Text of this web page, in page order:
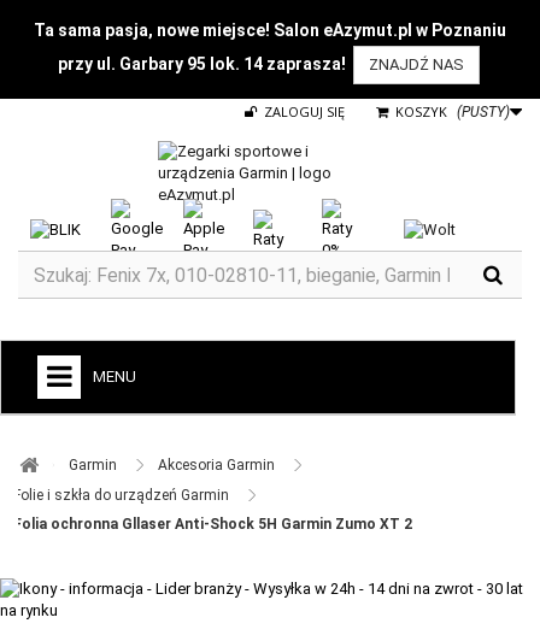
Ta sama pasja, nowe miejsce! Salon eAzymut.pl w Poznaniu
przy ul. Garbary 95 lok. 14 zaprasza!
ZNAJDŹ NAS
KOSZYK (PUSTY)
ZALOGUJ SIĘ
MENU
ZEGARKI DO BIEGANIA
ZEGARKI DLA DZIECI GARMIN
+
TACX
ELITE
Garmin ​
Akcesoria Garmin ​
Folie i szkła do urządzeń Garmin ​
Folia ochronna Gllaser Anti-Shock 5H Garmin Zumo XT 2